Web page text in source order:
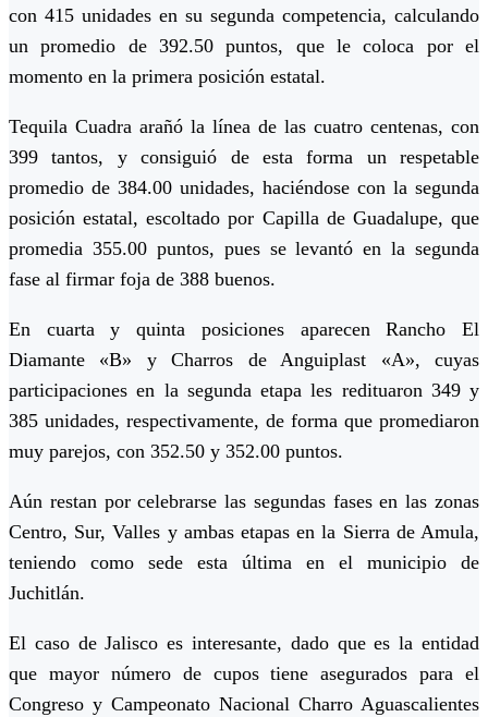
con 415 unidades en su segunda competencia, calculando
un promedio de 392.50 puntos, que le coloca por el
momento en la primera posición estatal.
Tequila Cuadra arañó la línea de las cuatro centenas, con
399 tantos, y consiguió de esta forma un respetable
promedio de 384.00 unidades, haciéndose con la segunda
posición estatal, escoltado por Capilla de Guadalupe, que
promedia 355.00 puntos, pues se levantó en la segunda
fase al firmar foja de 388 buenos.
En cuarta y quinta posiciones aparecen Rancho El
Diamante «B» y Charros de Anguiplast «A», cuyas
participaciones en la segunda etapa les redituaron 349 y
385 unidades, respectivamente, de forma que promediaron
muy parejos, con 352.50 y 352.00 puntos.
Aún restan por celebrarse las segundas fases en las zonas
Centro, Sur, Valles y ambas etapas en la Sierra de Amula,
teniendo como sede esta última en el municipio de
Juchitlán.
El caso de Jalisco es interesante, dado que es la entidad
que mayor número de cupos tiene asegurados para el
Congreso y Campeonato Nacional Charro Aguascalientes